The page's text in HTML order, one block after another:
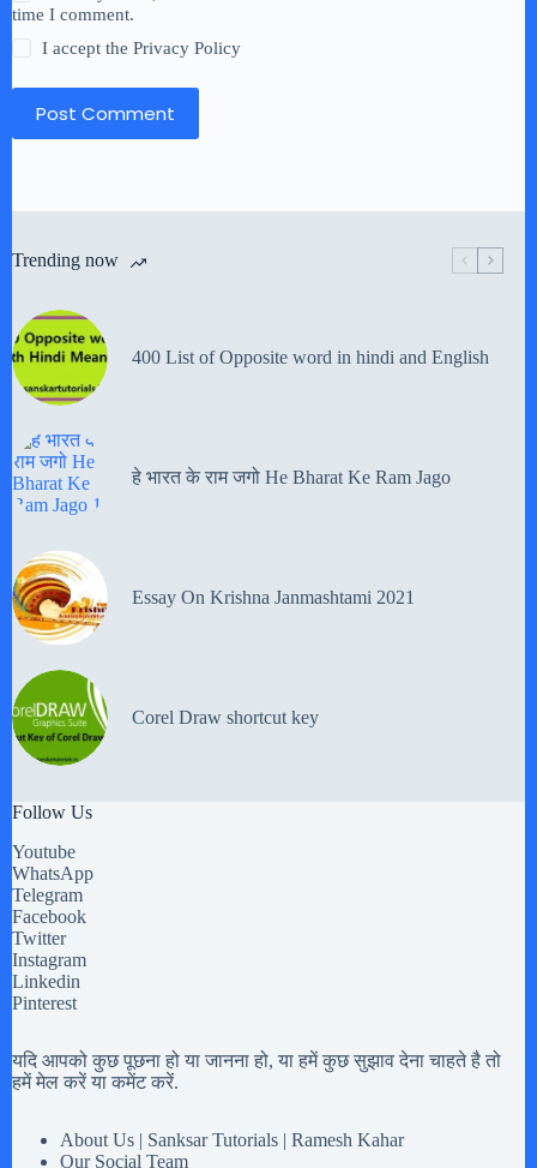
time I comment.
I accept thePrivacy Policy
Post Comment
Trending now
400 List of Opposite word in hindi and English
हे भारत के राम जगो He Bharat Ke Ram Jago
Essay On Krishna Janmashtami 2021
Corel Draw shortcut key
Follow Us
Youtube
WhatsApp
Telegram
Facebook
Twitter
Instagram
Linkedin
Pinterest
यदि आपको कुछ पूछना हो या जानना हो, या हमें कुछ सुझाव देना चाहते है तो
हमें मेल करें या कमेंट करें.
About Us | Sanksar Tutorials | Ramesh Kahar
Our Social Team